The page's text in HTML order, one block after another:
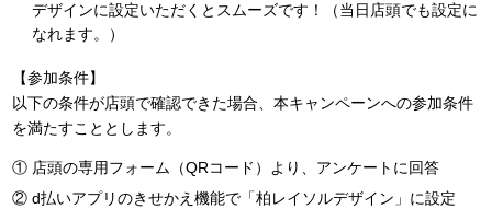
デザインに設定いただくとスムーズです！（当日店頭でも設定に
なれます。）
【参加条件】
以下の条件が店頭で確認できた場合、本キャンペーンへの参加条件
を満たすこととします。
店頭の専用フォーム（QRコード）より、アンケートに回答
d払いアプリのきせかえ機能で「柏レイソルデザイン」に設定